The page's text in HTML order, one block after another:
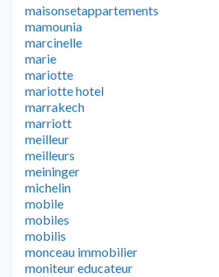
maisonsetappartements
mamounia
marcinelle
marie
mariotte
mariotte hotel
marrakech
marriott
meilleur
meilleurs
meininger
michelin
mobile
mobiles
mobilis
monceau immobilier
moniteur educateur